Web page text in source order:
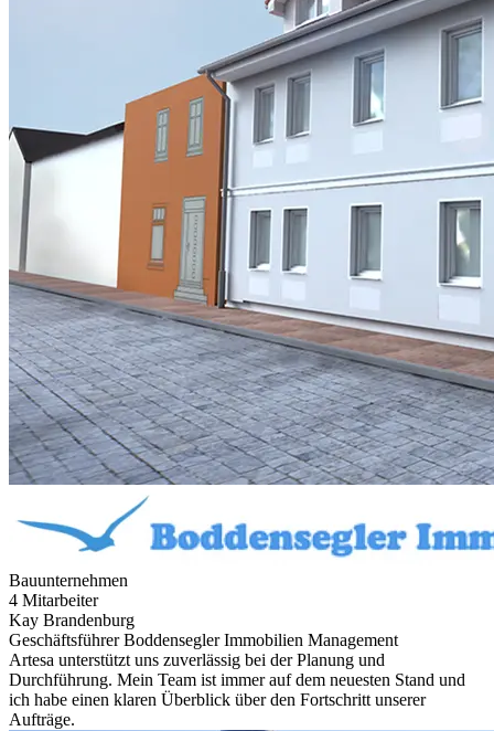
Bauunternehmen
4 Mitarbeiter
Kay Brandenburg
Geschäftsführer Boddensegler Immobilien Management
Artesa unterstützt uns zuverlässig bei der Planung und
Durchführung. Mein Team ist immer auf dem neuesten Stand und
ich habe einen klaren Überblick über den Fortschritt unserer
Aufträge.